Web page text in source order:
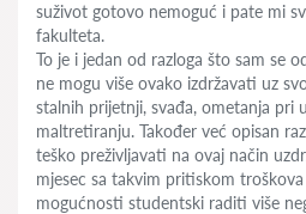
suživot gotovo nemoguć i pate mi
fakulteta.
To je i jedan od razloga što sam se
ne mogu više ovako izdržavati uz
stalnih prijetnji, svađa, ometanja pri
maltretiranju. Također već opisan
teško preživljavati na ovaj način
mjesec sa takvim pritiskom
mogućnosti studentski raditi više